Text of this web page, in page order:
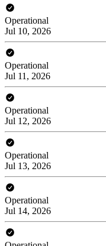
Operational
Jul 10, 2026
Operational
Jul 11, 2026
Operational
Jul 12, 2026
Operational
Jul 13, 2026
Operational
Jul 14, 2026